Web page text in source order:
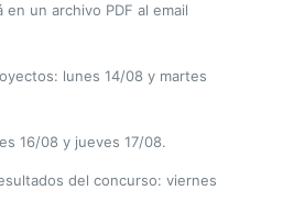
en un archivo PDF al email
lunes 14/08 y martes
16/08 y jueves 17/08.
del concurso: viernes